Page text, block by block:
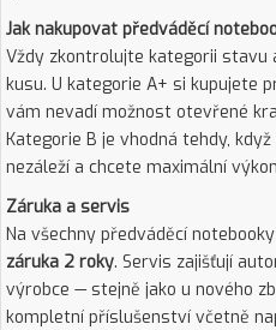
Jak nakupovat předváděcí
Vždy zkontrolujte kategorii stavu
kusu. U kategorie A+ si kupujete
vám nevadí možnost otevřené
Kategorie B je vhodná tehdy,
nezáleží a chcete maximální
Záruka a servis
Na všechny předváděcí
záruka 2 roky. Servis zajišťují
výrobce — stejně jako u nového
kompletní příslušenství včetně